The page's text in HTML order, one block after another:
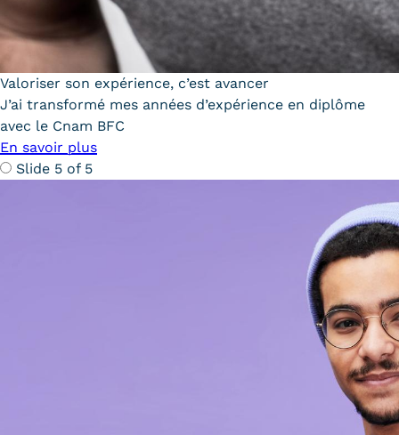
Valoriser son expérience, c’est avancer
J’ai transformé mes années d’expérience en diplôme
avec le Cnam BFC
En savoir plus
Slide 5 of 5